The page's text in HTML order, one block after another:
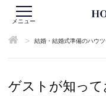
メニュー
> 結婚・結婚式準備のハウツ
ゲストが知っ